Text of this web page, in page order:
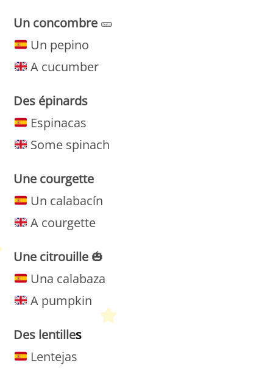
Un concombre 🥒
Un pepino
A cucumber
Des épinards
Espinacas
Some spinach
Une courgette
Un calabacín
A courgette
Une citrouille 🎃
Una calabaza
A pumpkin
Des lentilles
Lentejas